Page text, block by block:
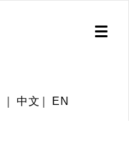
Toggle
中文 EN